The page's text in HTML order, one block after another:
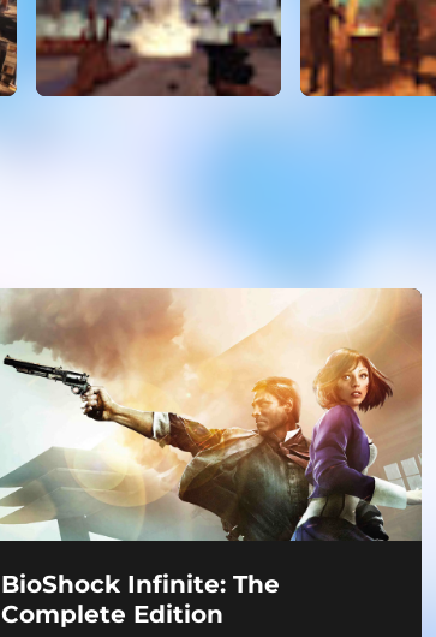
BioShock Infinite: The
Complete Edition